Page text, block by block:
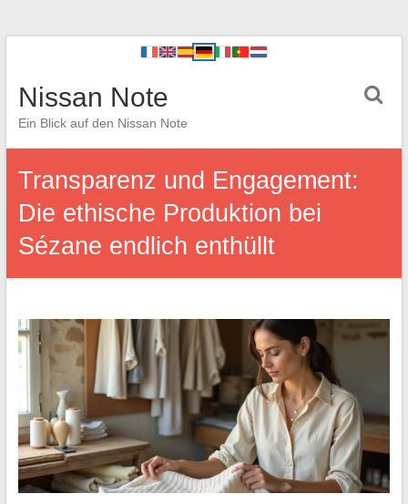
Nissan Note
Ein Blick auf den Nissan Note
Transparenz und Engagement:
Die ethische Produktion bei
Sézane endlich enthüllt